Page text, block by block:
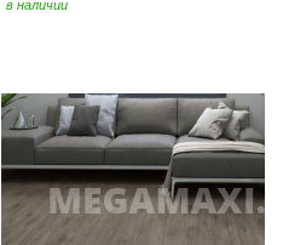
в наличии